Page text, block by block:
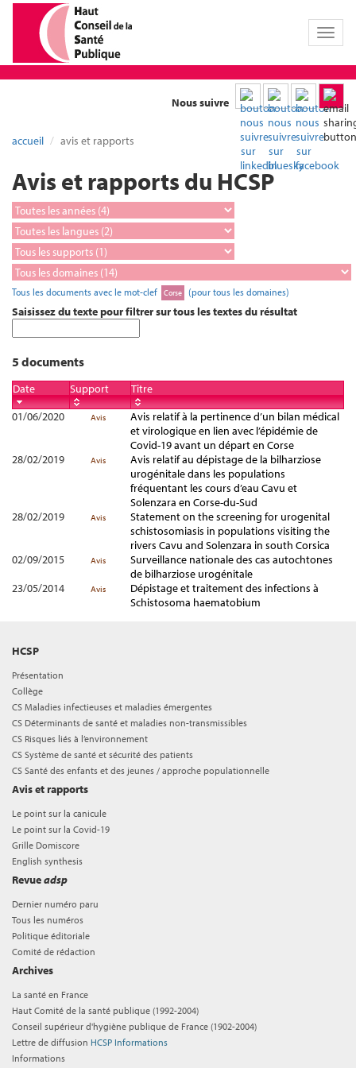
Toggle
Nous suivre
accueil avis et rapports
Avis et rapports du HCSP
Tous les documents avec le mot-clef Corse (pour tous les domaines)
Saisissez du texte pour filtrer sur tous les textes du résultat
5 documents
Date Support
Titre
01/06/2020
Avis
Avis relatif à la pertinence d’un bilan médical
et virologique en lien avec l’épidémie de
Covid-19 avant un départ en Corse
28/02/2019
Avis
Avis relatif au dépistage de la bilharziose
urogénitale dans les populations
fréquentant les cours d’eau Cavu et
Solenzara en Corse-du-Sud
28/02/2019
Avis
Statement on the screening for urogenital
schistosomiasis in populations visiting the
rivers Cavu and Solenzara in south Corsica
02/09/2015
Avis
Surveillance nationale des cas autochtones
de bilharziose urogénitale
23/05/2014
Avis
Dépistage et traitement des infections à
Schistosoma haematobium
HCSP
Présentation
Collège
CS Maladies infectieuses et maladies émergentes
CS Déterminants de santé et maladies non-transmissibles
CS Risques liés à l’environnement
CS Système de santé et sécurité des patients
CS Santé des enfants et des jeunes / approche populationnelle
Avis et rapports
Le point sur la canicule
Le point sur la Covid-19
Grille Domiscore
English synthesis
Revueadsp
Dernier numéro paru
Tous les numéros
Politique éditoriale
Comité de rédaction
Archives
La santé en France
Haut Comité de la santé publique (1992-2004)
Conseil supérieur d'hygiène publique de France (1902-2004)
Lettre de diffusion HCSP Informations
Informations